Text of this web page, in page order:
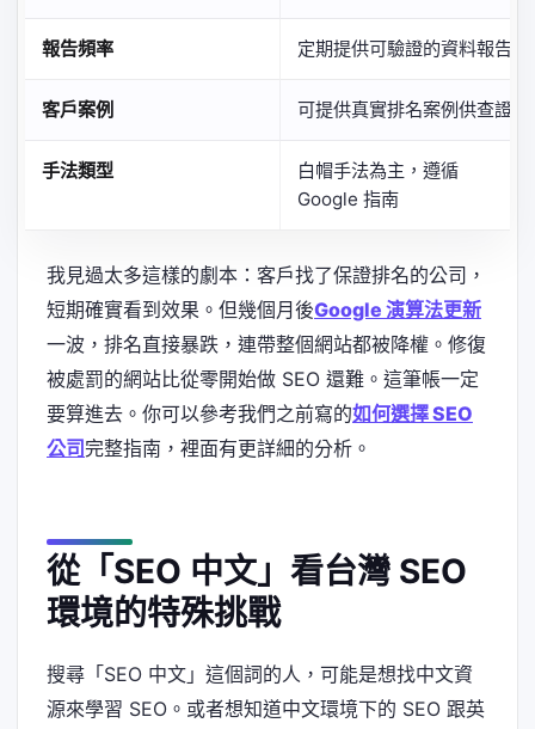
報告頻率 定期提供可驗證的資料報告
客戶案例 可提供真實排名案例供查證
手法類型
白帽手法為主，遵循
Google 指南
我見過太多這樣的劇本：客戶找了保證排名的公司，
短期確實看到效果。但幾個月後Google 演算法更新
一波，排名直接暴跌，連帶整個網站都被降權。修復
被處罰的網站比從零開始做 SEO 還難。這筆帳一定
要算進去。你可以參考我們之前寫的如何選擇 SEO
公司完整指南，裡面有更詳細的分析。
從「SEO 中文」看台灣 SEO
環境的特殊挑戰
搜尋「SEO 中文」這個詞的人，可能是想找中文資
源來學習 SEO。或者想知道中文環境下的 SEO 跟英